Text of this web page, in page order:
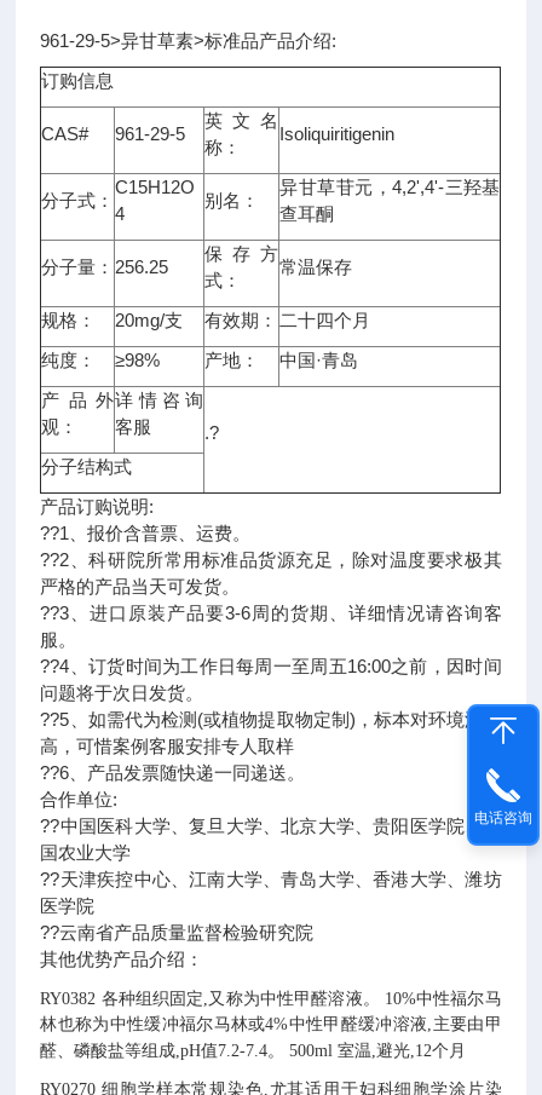
961-29-5>异甘草素>标准品产品介绍:
订购信息
CAS# 961-29-5
英文名
称：
Isoliquiritigenin
分子式：
C15H12O
4
别名：
异甘草苷元，4,2',4'-三羟基
查耳酮
分子量： 256.25
保存方
式：
常温保存
规格： 20mg/支 有效期： 二十四个月
纯度：
≥98% 产地：
中国·青岛
产品外
观：
详情咨询
客服
.?
分子结构式
产品订购说明:
??1、报价含普票、运费。
??2、科研院所常用标准品货源充足，除对温度要求极其
严格的产品当天可发货。
??3、进口原装产品要3-6周的货期、详细情况请咨询客
服。
??4、订货时间为工作日每周一至周五16:00之前，因时间
问题将于次日发货。
??5、如需代为检测(或植物提取物定制)，标本对环境温度
高，可惜案例客服安排专人取样
??6、产品发票随快递一同递送。
合作单位:
??中国医科大学、复旦大学、北京大学、贵阳医学院、中
国农业大学
??天津疾控中心、江南大学、青岛大学、香港大学、潍坊
医学院
??云南省产品质量监督检验研究院
其他优势产品介绍：
RY0382 各种组织固定,又称为中性甲醛溶液。
10%中性福尔马
林也称为中性缓冲福尔马林或4%中性甲醛缓冲溶液,主要由甲
醛、磷酸盐等组成,pH值7.2-7.4。
500ml 室温,避光,12个月
RY0270 细胞学样本常规染色,尤其适用于妇科细胞学涂片染
电话咨询